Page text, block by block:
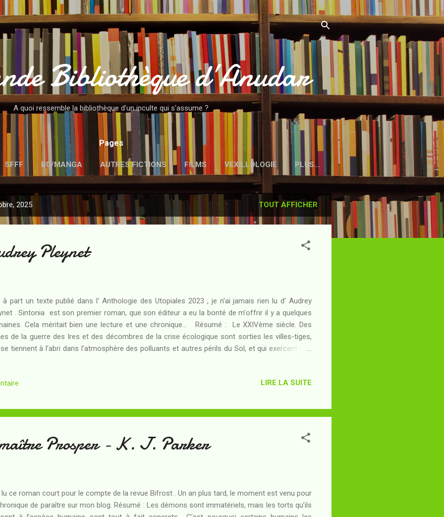
Accéder au contenu principal
Bibliothèque d’Anudar
A quoi ressemble la bibliothèque d'un inculte qui s'assume ?
Pages
SFFF BD/MANGA AUTRES FICTIONS FILMS VEXILLOLOGIE PLUS…
MENTIONS LÉGALES
2025 TOUT AFFICHER
Pleynet
à part un texte publié dans l' Anthologie des Utopiales 2023 , je n'ai jamais rien lu d' Audrey
. Sintonia est son premier roman, que son éditeur a eu la bonté de m'offrir il y a quelques
Cela méritait bien une lecture et une chronique... Résumé : Le XXIVème siècle. Des
de la guerre des Ires et des décombres de la crise écologique sont sorties les villes-tiges,
tiennent à l'abri dans l'atmosphère des polluants et autres périls du Sol, et qui exercent leur
et dont le doge est réputé marié à l'air pur de l'altitude. En cette époque de contrats, les
charge de l'élimination des gêneurs. Un jeu auquel les...
LIRE LA SUITE
maître Prosper - K. J. Parker
ce roman court pour le compte de la revue Bifrost . Un an plus tard, le moment est venu pour
de paraître sur mon blog. Résumé : Les démons sont immatériels, mais les torts qu’ils